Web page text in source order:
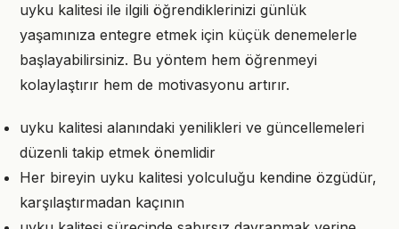
uyku kalitesi ile ilgili öğrendiklerinizi günlük
yaşamınıza entegre etmek için küçük denemelerle
başlayabilirsiniz. Bu yöntem hem öğrenmeyi
kolaylaştırır hem de motivasyonu artırır.
uyku kalitesi alanındaki yenilikleri ve güncellemeleri
düzenli takip etmek önemlidir
Her bireyin uyku kalitesi yolculuğu kendine özgüdür,
karşılaştırmadan kaçının